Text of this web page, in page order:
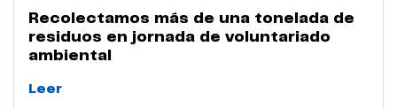
Recolectamos más de una tonelada de
residuos en jornada de voluntariado
ambiental
Leer